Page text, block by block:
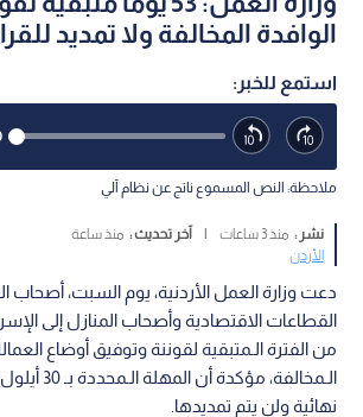
الوافدة المخالفة ولا تمديد
استمع للخبر:
ملاحظة: النص المسموع ناتج عن نظام آلي
نشر : منذ 3 ساعات آخر تحديث : منذ ساعة
الأردن
دعت وزارة العمل الأردنية، يوم السبت، أصحاب
القطاعات الاقتصادية وأصحاب المنازل إلى
من الفترة الـمتبقية لقوننة وتوفيق أوضاع
الـمخالفة،
نهائية ولن يتم تمديدها.